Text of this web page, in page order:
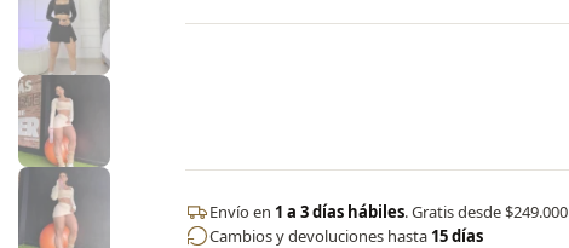
Envío en 1 a 3 días hábiles. Gratis desde $249.000
Cambios y devoluciones hasta 15 días